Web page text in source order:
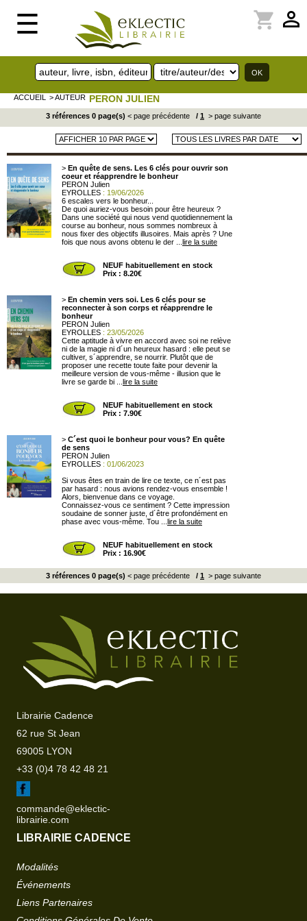
☰ perm_identity
shopping_cart
ACCUEIL > AUTEUR PERON JULIEN
3 références 0 page(s) < page précédente / 1 > page suivante
> En quête de sens. Les 6 clés pour ouvrir son
coeur et réapprendre le bonheur
PERON Julien
EYROLLES : 19/06/2026
6 escales vers le bonheur...
De quoi auriez-vous besoin pour être heureux ?
Dans une société qui nous vend quotidiennement la
course au bonheur, nous sommes nombreux à
nous fixer des objectifs illusoires. Mais après ? Une
fois que nous avons obtenu le der ... lire la suite
NEUF habituellement en stock
Prix : 8.20€
> En chemin vers soi. Les 6 clés pour se
reconnecter à son corps et réapprendre le
bonheur
PERON Julien
EYROLLES : 23/05/2026
Cette aptitude à vivre en accord avec soi ne relève
ni de la magie ni d´un heureux hasard : elle peut se
cultiver, s´apprendre, se nourrir. Plutôt que de
proposer une recette toute faite pour devenir la
meilleure version de vous-même - illusion que le
livre se garde bi ... lire la suite
NEUF habituellement en stock
Prix : 7.90€
> C´est quoi le bonheur pour vous? En quête
de sens
PERON Julien
EYROLLES : 01/06/2023
Si vous êtes en train de lire ce texte, ce n´est pas
par hasard : nous avions rendez-vous ensemble !
Alors, bienvenue dans ce voyage.
Connaissez-vous ce sentiment ? Cette impression
soudaine de sonner juste, d´être profondément en
phase avec vous-même. Tou ... lire la suite
NEUF habituellement en stock
Prix : 16.90€
3 références 0 page(s) < page précédente / 1 > page suivante
Librairie Cadence
62 rue St Jean
69005 LYON
+33 (0)4 78 42 48 21
commande@eklectic-
librairie.com
LIBRAIRIE CADENCE
Modalités
Événements
Liens Partenaires